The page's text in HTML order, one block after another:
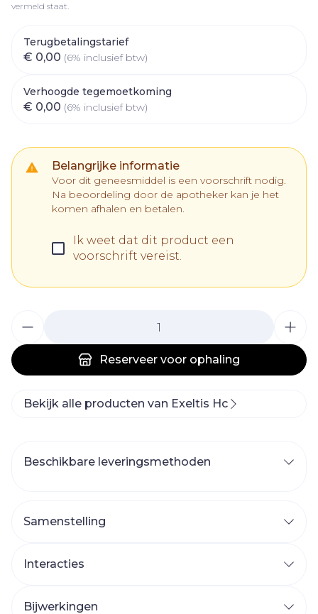
vermeld staat.
Terugbetalingstarief
€ 0,00 (6% inclusief btw)
Verhoogde tegemoetkoming
€ 0,00 (6% inclusief btw)
Belangrijke informatie
Voor dit geneesmiddel is een voorschrift nodig.
Na beoordeling door de apotheker kan je het
komen afhalen en betalen.
Ik weet dat dit product een
voorschrift vereist.
Reserveer voor ophaling
Bekijk alle producten van Exeltis Hc
Beschikbare leveringsmethoden
Samenstelling
Interacties
Bijwerkingen